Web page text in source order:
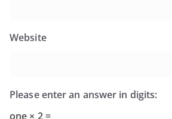
Website
Please enter an answer in digits:
one × 2 =